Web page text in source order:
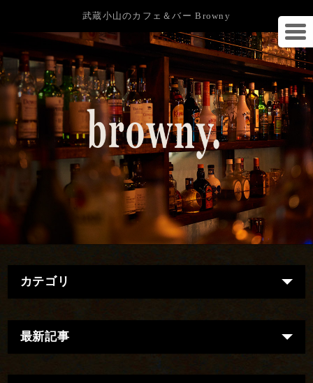
武蔵小山のカフェ＆バー Browny
カテゴリ
最新記事